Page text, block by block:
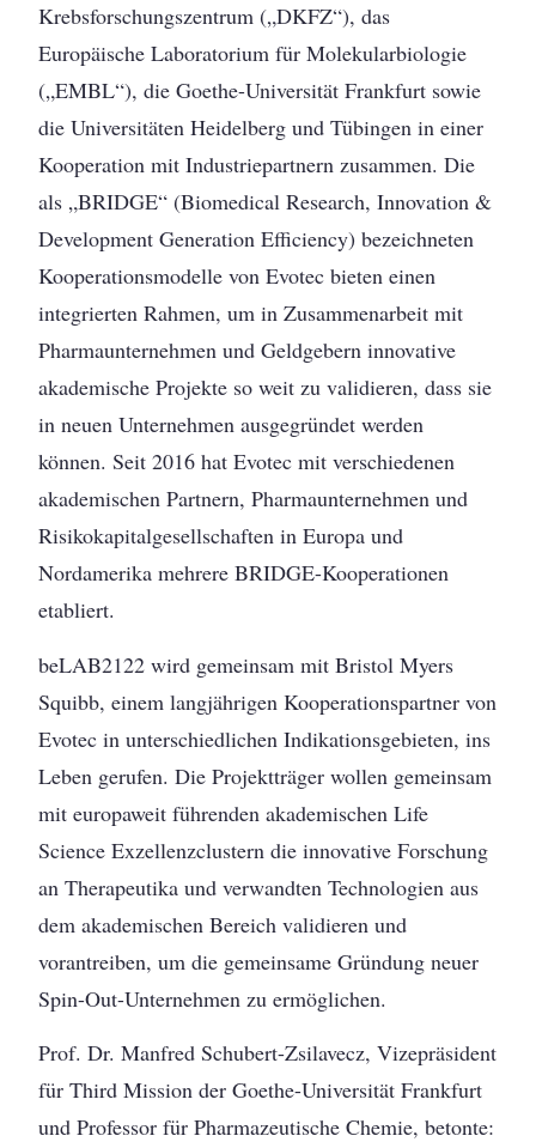
Krebsforschungszentrum („DKFZ“), das
Europäische Laboratorium für Molekularbiologie
(„EMBL“), die Goethe-Universität Frankfurt sowie
die Universitäten Heidelberg und Tübingen in einer
Kooperation mit Industriepartnern zusammen. Die
als „BRIDGE“ (Biomedical Research, Innovation &
Development Generation Efficiency) bezeichneten
Kooperationsmodelle von Evotec bieten einen
integrierten Rahmen, um in Zusammenarbeit mit
Pharmaunternehmen und Geldgebern innovative
akademische Projekte so weit zu validieren, dass sie
in neuen Unternehmen ausgegründet werden
können. Seit 2016 hat Evotec mit verschiedenen
akademischen Partnern, Pharmaunternehmen und
Risikokapitalgesellschaften in Europa und
Nordamerika mehrere BRIDGE-Kooperationen
etabliert.
beLAB2122 wird gemeinsam mit Bristol Myers
Squibb, einem langjährigen Kooperationspartner von
Evotec in unterschiedlichen Indikationsgebieten, ins
Leben gerufen. Die Projektträger wollen gemeinsam
mit europaweit führenden akademischen Life
Science Exzellenzclustern die innovative Forschung
an Therapeutika und verwandten Technologien aus
dem akademischen Bereich validieren und
vorantreiben, um die gemeinsame Gründung neuer
Spin-Out-Unternehmen zu ermöglichen.
Prof. Dr. Manfred Schubert-Zsilavecz, Vizepräsident
für Third Mission der Goethe-Universität Frankfurt
und Professor für Pharmazeutische Chemie, betonte: